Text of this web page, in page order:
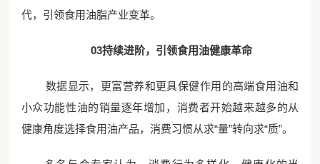
代，引领食用油脂产业变革。
03持续进阶，引领食用油健康革命
数据显示，更富营养和更具保健作用的高端食用油和
小众功能性油的销量逐年增加，消费者开始越来越多的从
健康角度选择食用油产品，消费习惯从求“量”转向求“质”。